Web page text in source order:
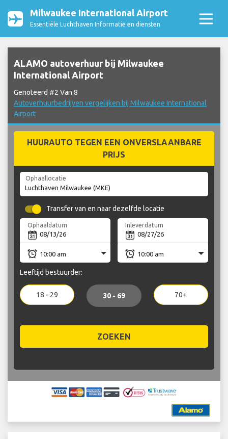
Milwaukee International Airport
Essentiële Luchthaven Informatie en diensten
ALAMO autoverhuur bij Milwaukee
International Airport
Genoteerd #2 Van 8
Autoverhuurbedrijven vergelijken bij Milwaukee International
Airport
HUURAUTO TEGEN EEN ONVERSLAANBARE
PRIJS
Ophaallocatie
Transfer van en naar dezelfde locatie
Ophaaldatum Inleverdatum
Leeftijd bestuurder:
18 - 29 30 - 69 70+
ZOEKEN